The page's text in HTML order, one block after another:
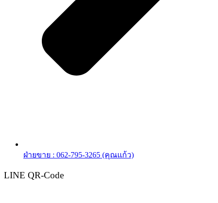
ฝ่ายขาย : 062-795-3265 (คุณแก้ว)
LINE QR-Code